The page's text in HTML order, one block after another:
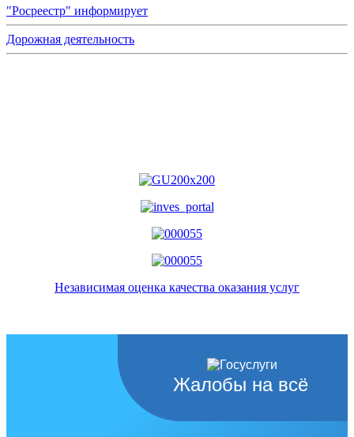
"Росреестр" информирует
Дорожная деятельность
Независимая оценка качества оказания услуг
Жалобы на всё